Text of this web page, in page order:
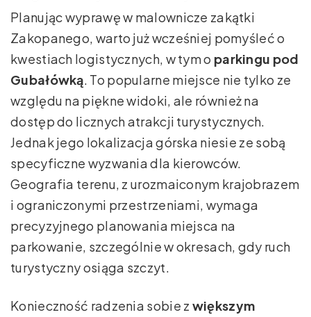
Planując wyprawę w malownicze zakątki
Zakopanego, warto już wcześniej pomyśleć o
kwestiach logistycznych, w tym o parkingu pod
Gubałówką. To popularne miejsce nie tylko ze
względu na piękne widoki, ale również na
dostęp do licznych atrakcji turystycznych.
Jednak jego lokalizacja górska niesie ze sobą
specyficzne wyzwania dla kierowców.
Geografia terenu, z urozmaiconym krajobrazem
i ograniczonymi przestrzeniami, wymaga
precyzyjnego planowania miejsca na
parkowanie, szczególnie w okresach, gdy ruch
turystyczny osiąga szczyt.
Konieczność radzenia sobie z większym